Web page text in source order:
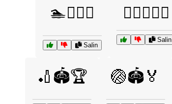
🏊🏊‍♀️🏅
Salin
🏋️‍♂️🏋️‍♀️🏅
Salin
🏏🏟️🏆 🏐🏟️🏅